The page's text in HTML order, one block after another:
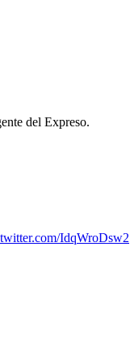
del Expreso.
IdqWroDsw2